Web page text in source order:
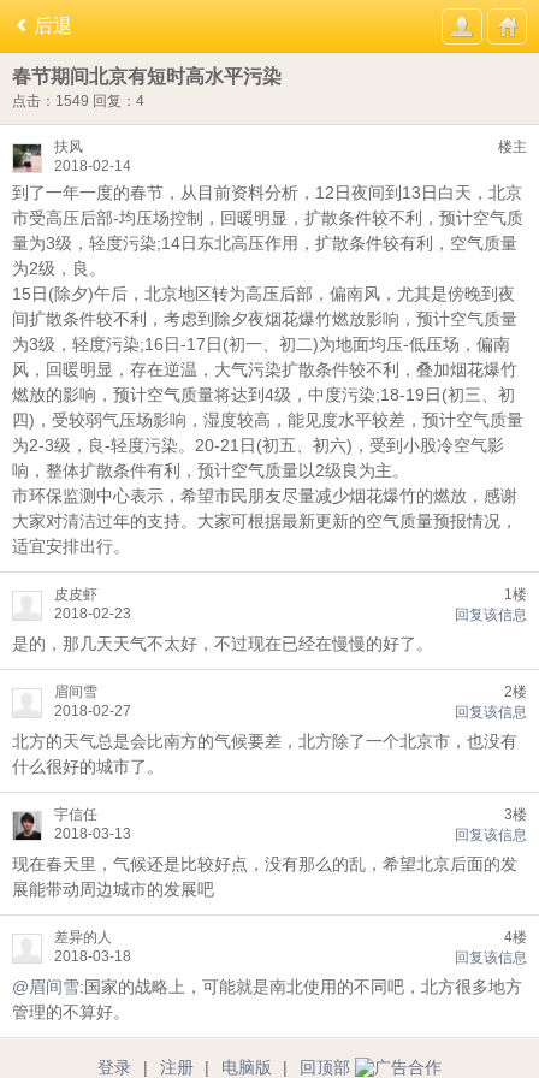
后退
春节期间北京有短时高水平污染
点击：1549 回复：4
楼主
扶风
2018-02-14
到了一年一度的春节，从目前资料分析，12日夜间到13日白天，北京
市受高压后部-均压场控制，回暖明显，扩散条件较不利，预计空气质
量为3级，轻度污染;14日东北高压作用，扩散条件较有利，空气质量
为2级，良。
15日(除夕)午后，北京地区转为高压后部，偏南风，尤其是傍晚到夜
间扩散条件较不利，考虑到除夕夜烟花爆竹燃放影响，预计空气质量
为3级，轻度污染;16日-17日(初一、初二)为地面均压-低压场，偏南
风，回暖明显，存在逆温，大气污染扩散条件较不利，叠加烟花爆竹
燃放的影响，预计空气质量将达到4级，中度污染;18-19日(初三、初
四)，受较弱气压场影响，湿度较高，能见度水平较差，预计空气质量
为2-3级，良-轻度污染。20-21日(初五、初六)，受到小股冷空气影
响，整体扩散条件有利，预计空气质量以2级良为主。
市环保监测中心表示，希望市民朋友尽量减少烟花爆竹的燃放，感谢
大家对清洁过年的支持。大家可根据最新更新的空气质量预报情况，
适宜安排出行。
1楼
回复该信息
皮皮虾
2018-02-23
是的，那几天天气不太好，不过现在已经在慢慢的好了。
2楼
回复该信息
眉间雪
2018-02-27
北方的天气总是会比南方的气候要差，北方除了一个北京市，也没有
什么很好的城市了。
3楼
回复该信息
宇信任
2018-03-13
现在春天里，气候还是比较好点，没有那么的乱，希望北京后面的发
展能带动周边城市的发展吧
4楼
回复该信息
差异的人
2018-03-18
@眉间雪:国家的战略上，可能就是南北使用的不同吧，北方很多地方
管理的不算好。
登录 | 注册 | 电脑版 | 回顶部